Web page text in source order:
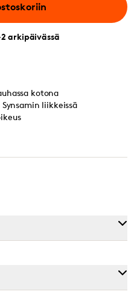
arkipäivässä
kotona
liikkeissä